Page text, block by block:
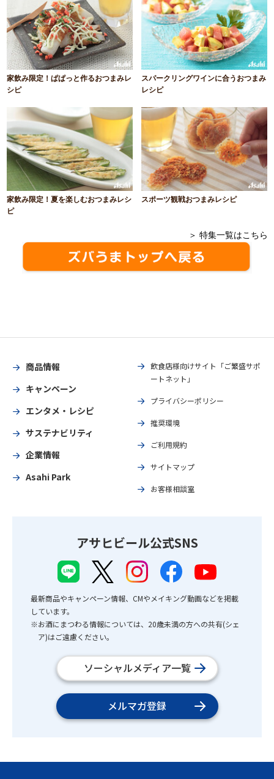
家飲み限定！ぱぱっと作るおつまみレ
シピ
スパークリングワインに合うおつまみ
レシピ
家飲み限定！夏を楽しむおつまみレシ
ピ
スポーツ観戦おつまみレシピ
＞ 特集一覧はこちら
商品情報
キャンペーン
エンタメ・レシピ
サステナビリティ
企業情報
Asahi Park
飲食店様向けサイト「ご繁盛サポ
ートネット」
プライバシーポリシー
推奨環境
ご利用規約
サイトマップ
お客様相談室
アサヒビール公式SNS
最新商品やキャンペーン情報、CMやメイキング動画などを掲載
しています。
※お酒にまつわる情報については、20歳未満の方への共有(シェ
ア)はご遠慮ください。
ソーシャルメディア一覧
メルマガ登録